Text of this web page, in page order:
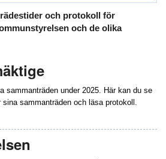
och protokoll för
och de olika
sammanträden under 2025. Här kan du se
sammanträden och läsa protokoll.